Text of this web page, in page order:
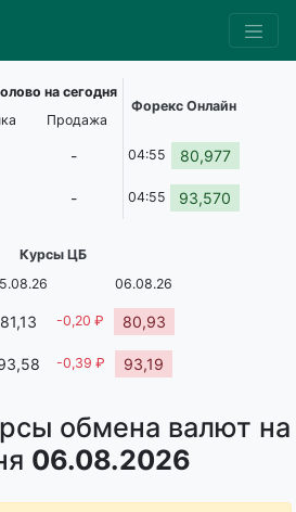
обмена валют на
06.08.2026
на сегодня
Форекс Онлайн
Продажа
- 04:55 80,977
- 04:55 93,570
Курсы ЦБ
06.08.26
81,13 -0,20 ₽ 80,93
-0,39 ₽ 93,19